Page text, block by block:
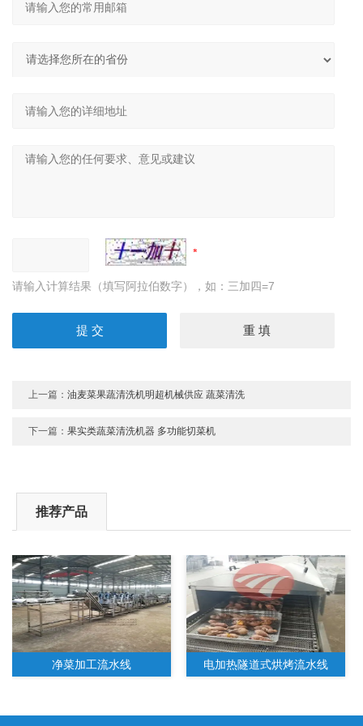
请输入计算结果（填写阿拉伯数字），如：三加四=7
上一篇：油麦菜果蔬清洗机明超机械供应 蔬菜清洗
下一篇：果实类蔬菜清洗机器 多功能切菜机
推荐产品
净菜加工流水线 电加热隧道式烘烤流水线